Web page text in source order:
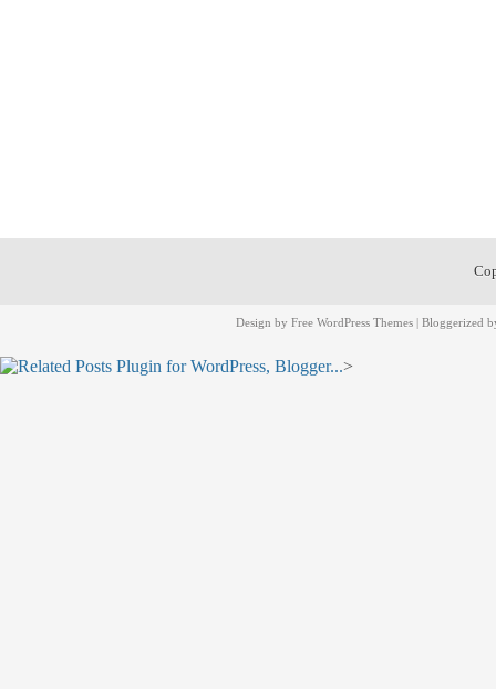
Design by Free WordPress Themes | Bloggerized
>